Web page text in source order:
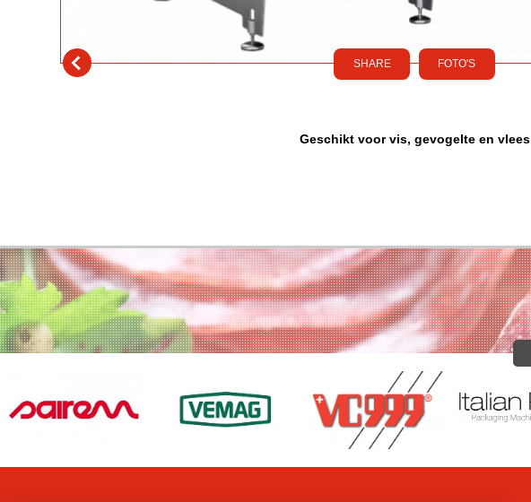
SHARE FOTO'S
Geschikt voor vis, gevogelte en vlees